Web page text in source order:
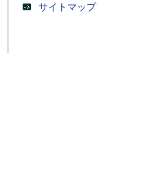
サイトマップ